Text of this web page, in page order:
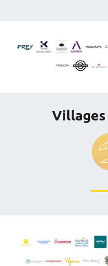
Villages